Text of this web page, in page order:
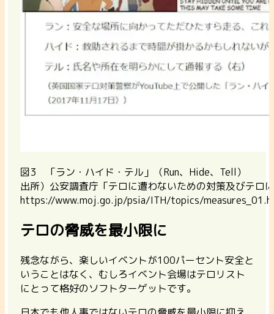
図3 「ラン・ハイド・テル」（Run、Hide、Tell）
出所）公安調査庁「テロに遭わないための対策及びテロ
https://www.moj.go.jp/psia/ITH/topics/
テロの脅威を最小限に
残念ながら、楽しいイベントが100パーセント安全と
いうことはなく、むしろイベント会場はテロリスト
にとって格好のソフトターゲットです。